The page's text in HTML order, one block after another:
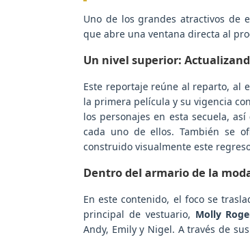
Uno de los grandes atractivos de
que abre una ventana directa al
Un nivel superior:
Este reportaje reúne al reparto, al
la primera película y su vigencia
los personajes en esta secuela,
cada uno de ellos. También se
construido visualmente este
Dentro del armario de la
En este contenido, el foco se
principal de vestuario, Molly
Andy, Emily y Nigel. A través de